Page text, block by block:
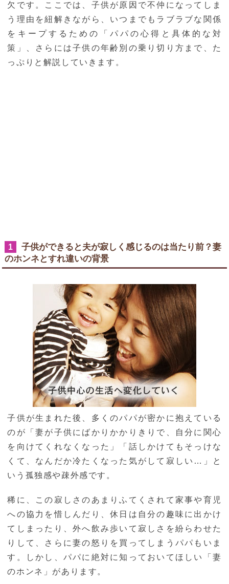
欠です。ここでは、子供が原因で不仲になってしま
う理由を紐解きながら、いつまでもラブラブな関係
をキープするための「パパの心得と具体的な対
策」、さらには子供の年齢別の乗り切り方まで、た
っぷりと解説していきます。
1
子供ができると夫が寂しく感じるのは当たり前？妻
のホンネとすれ違いの背景
子供が生まれた後、多くのパパが密かに抱えている
のが「妻が子供にばかりかかりきりで、自分に関心
を向けてくれなくなった」「話しかけてもそっけな
くて、なんだか冷たくなった気がして寂しい…」と
いう孤独感や疎外感です。
稀に、この寂しさのあまりふてくされて家事や育児
への協力を惜しんだり、休日は自分の趣味に出かけ
てしまったり、外へ飲み歩いて寂しさを紛らわせた
りして、さらに妻の怒りを買ってしまうパパもいま
す。しかし、パパに絶対に知っておいてほしい「妻
のホンネ」があります。